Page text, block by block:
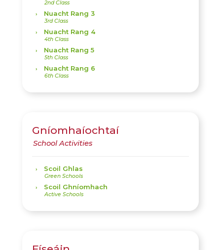
Nuacht Rang 3
Nuacht Rang 4
Nuacht Rang 5
Nuacht Rang 6
Gníomhaíochtaí
Scoil Ghlas
Scoil Ghníomhach